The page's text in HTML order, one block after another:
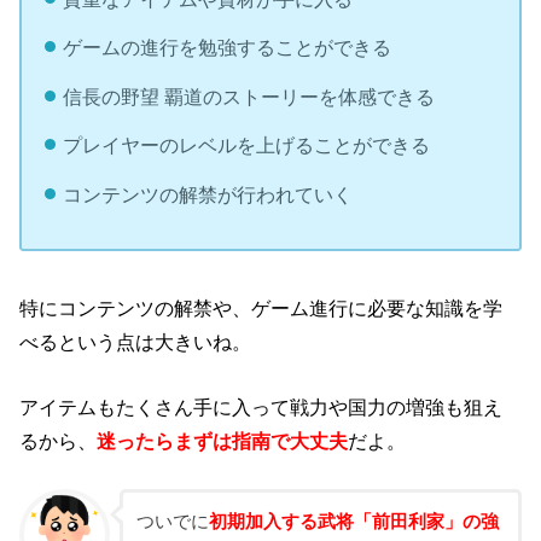
ゲームの進行を勉強することができる
信長の野望 覇道のストーリーを体感できる
プレイヤーのレベルを上げることができる
コンテンツの解禁が行われていく
特にコンテンツの解禁や、ゲーム進行に必要な知識を学
べるという点は大きいね。
アイテムもたくさん手に入って戦力や国力の増強も狙え
るから、迷ったらまずは指南で大丈夫だよ。
ついでに初期加入する武将「前田利家」の強